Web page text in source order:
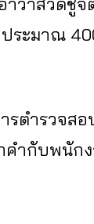
ระมาณ
ำรวจสอ
คำกับพนัก